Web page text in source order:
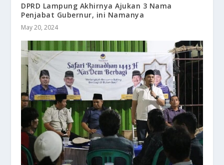
DPRD Lampung Akhirnya Ajukan 3 Nama
Penjabat Gubernur, ini Namanya
May 20, 2024